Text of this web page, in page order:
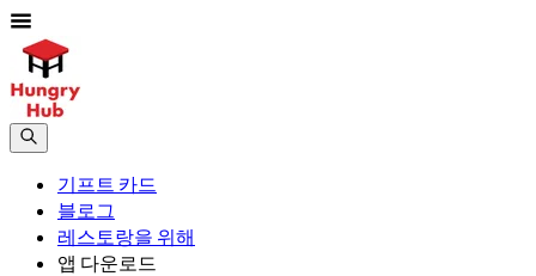
기프트 카드
블로그
레스토랑을 위해
앱 다운로드